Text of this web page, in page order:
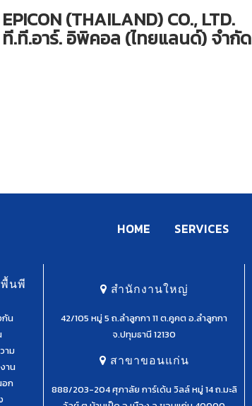
(THAILAND) CO., LTD.
.ที.อาร์. อิพิคอล (ไทยแลนด์) จำกัด
HOME SERVICES
นพี
กัน
าม
าน
อก
สำนักงานใหญ่
42/105 หมู่ 5 ถ.ลำลูกกา 11 ต.คูคต อ.ลำลูกกา
จ.ปทุมธานี 12130
สาขาขอนแก่น
888/203-204 ศุภาลัย การ์เด้น วิลล์ หมู่ 14 ถ.มะลิ